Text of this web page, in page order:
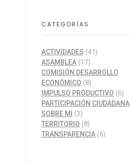
CATEGORÍAS
ACTIVIDADES (41)
ASAMBLEA (17)
COMISIÓN DESARROLLO
ECONÓMICO (8)
IMPULSO PRODUCTIVO (6)
PARTICIPACIÓN CIUDADANA
SOBRE MI (3)
TERRITORIO (8)
TRANSPARENCIA (6)